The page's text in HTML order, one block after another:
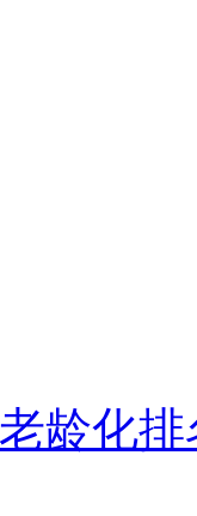
龄化